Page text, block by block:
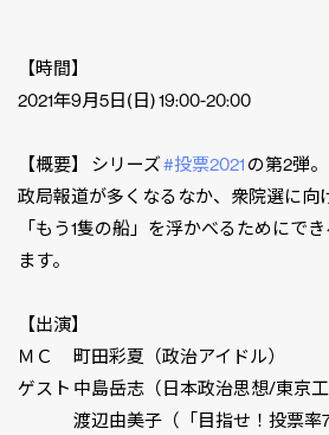
【時間】
2021年9月5日(日) 19:00-20:00
【概要】 シリーズ#投票2021 の第2弾
政局報道が多くなるなか、衆院選に向
「もう1隻の船」を浮かべるためにで
ます。
【出演】
ＭＣ 町田彩夏（政治アイドル）
ゲスト 中島岳志（日本政治思想/東京工
渡辺由美子（「目指せ！投票率